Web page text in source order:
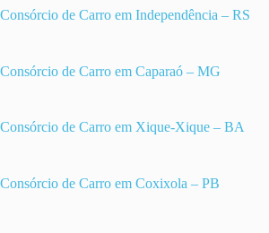
Consórcio de Carro em Independência – RS
Consórcio de Carro em Caparaó – MG
Consórcio de Carro em Xique-Xique – BA
Consórcio de Carro em Coxixola – PB